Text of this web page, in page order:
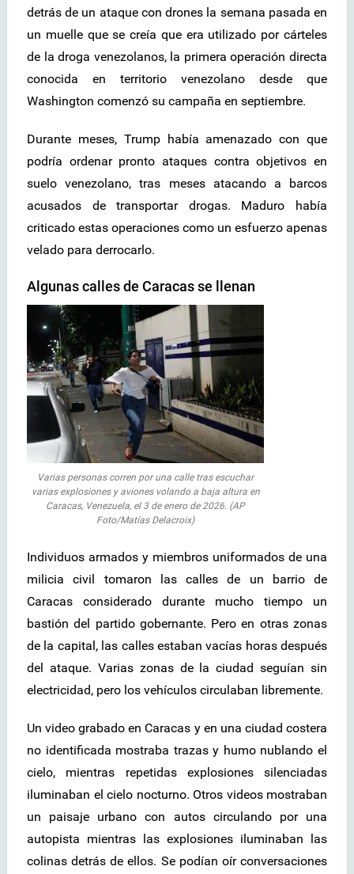
detrás de un ataque con drones la semana pasada en
un muelle que se creía que era utilizado por cárteles
de la droga venezolanos, la primera operación directa
conocida en territorio venezolano desde que
Washington comenzó su campaña en septiembre.
Durante meses, Trump había amenazado con que
podría ordenar pronto ataques contra objetivos en
suelo venezolano, tras meses atacando a barcos
acusados de transportar drogas. Maduro había
criticado estas operaciones como un esfuerzo apenas
velado para derrocarlo.
Algunas calles de Caracas se llenan
Varias personas corren por una calle tras escuchar
varias explosiones y aviones volando a baja altura en
Caracas, Venezuela, el 3 de enero de 2026. (AP
Foto/Matías Delacroix)
Individuos armados y miembros uniformados de una
milicia civil tomaron las calles de un barrio de
Caracas considerado durante mucho tiempo un
bastión del partido gobernante. Pero en otras zonas
de la capital, las calles estaban vacías horas después
del ataque. Varias zonas de la ciudad seguían sin
electricidad, pero los vehículos circulaban libremente.
Un video grabado en Caracas y en una ciudad costera
no identificada mostraba trazas y humo nublando el
cielo, mientras repetidas explosiones silenciadas
iluminaban el cielo nocturno. Otros videos mostraban
un paisaje urbano con autos circulando por una
autopista mientras las explosiones iluminaban las
colinas detrás de ellos. Se podían oír conversaciones